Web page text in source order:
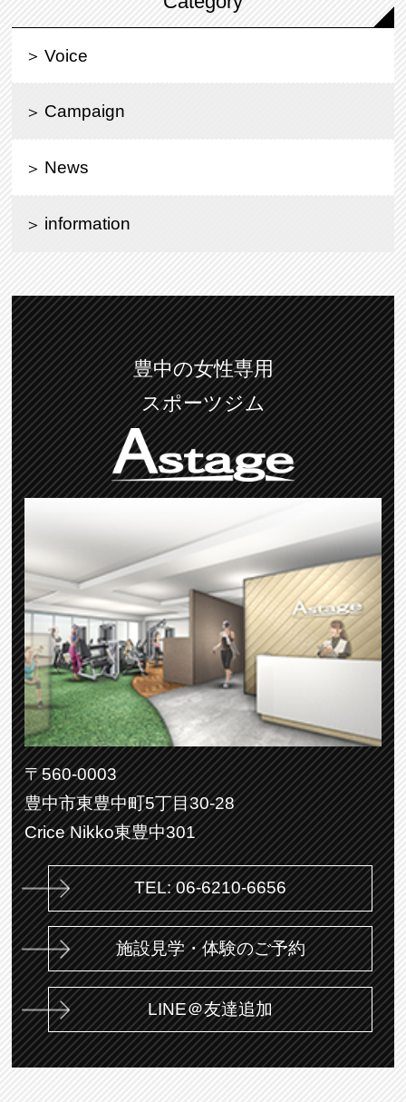
Voice
Campaign
News
information
豊中の女性専用
スポーツジム
〒560-0003
豊中市東豊中町5丁目30-28
Crice Nikko東豊中301
TEL: 06-6210-6656
施設見学・体験のご予約
LINE＠友達追加